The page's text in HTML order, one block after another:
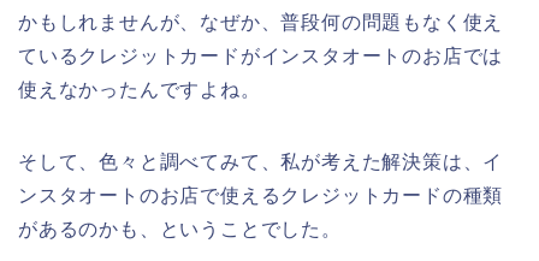
かもしれませんが、なぜか、普段何の問題もなく使え
ているクレジットカードがインスタオートのお店では
使えなかったんですよね。
そして、色々と調べてみて、私が考えた解決策は、イ
ンスタオートのお店で使えるクレジットカードの種類
があるのかも、ということでした。